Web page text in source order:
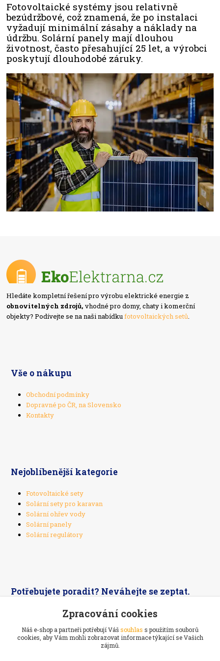
Fotovoltaické systémy jsou relativně
bezúdržbové, což znamená, že po instalaci
vyžadují minimální zásahy a náklady na
údržbu. Solární panely mají dlouhou
životnost, často přesahující 25 let, a výrobci
poskytují dlouhodobé záruky.
Hledáte kompletní řešení pro výrobu elektrické energie z
obnovitelných zdrojů, vhodné pro domy, chaty i komerční
objekty? Podívejte se na naši nabídkufotovoltaických setů.
Vše o nákupu
Obchodní podmínky
Dopravné po ČR, na Slovensko
Kontakty
Nejoblíbenější kategorie
Fotovoltaické sety
Solární sety pro karavan
Solární ohřev vody
Solární panely
Solární regulátory
Potřebujete poradit? Neváhejte se zeptat.
+420 603 526 269
Zpracování cookies
Náš e-shop a partneři potřebují Vášsouhlas s použitím souborů
cookies, aby Vám mohli zobrazovat informace týkající se Vašich
zájmů.